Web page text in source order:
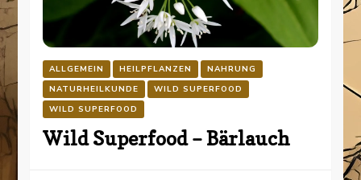
ALLGEMEIN HEILPFLANZEN
NAHRUNG
NATURHEILKUNDE
WILD SUPERFOOD
WILD SUPERFOOD
Wild Superfood – Bärlauch